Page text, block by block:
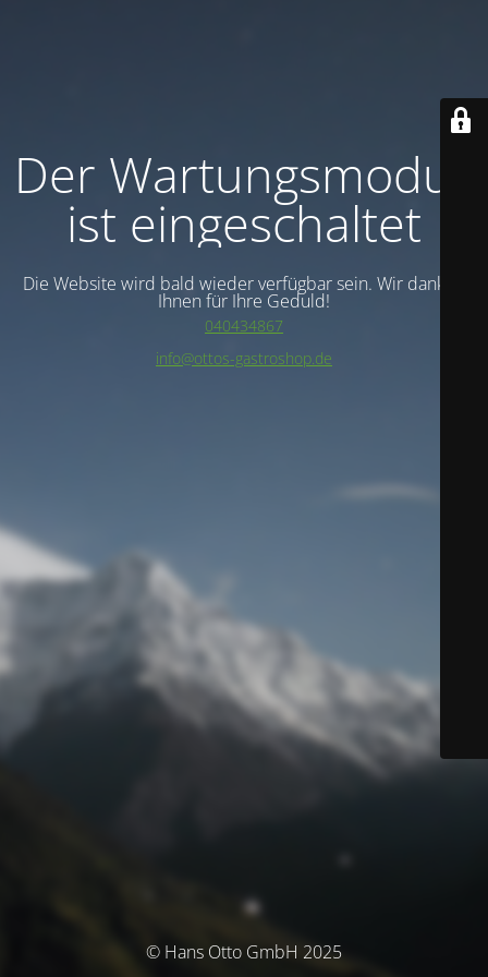
Der Wartungsmodus
ist eingeschaltet
Die Website wird bald wieder verfügbar sein. Wir danken
Ihnen für Ihre Geduld!
040434867
info@ottos-gastroshop.de
© Hans Otto GmbH 2025